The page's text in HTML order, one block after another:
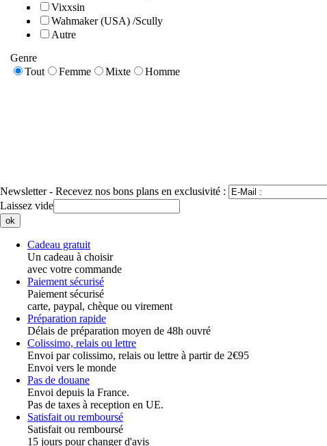
Vixxsin
Wahmaker (USA) /Scully
Autre
Genre
Tout
Femme Mixte Homme
Newsletter- Recevez nos bons plans en exclusivité :
Laissez vide
Cadeau gratuit
Un cadeau à choisir
avec votre commande
Paiement sécurisé
Paiement sécurisé
carte, paypal, chèque ou virement
Préparation rapide
Délais de préparation moyen de 48h ouvré
Colissimo, relais ou lettre
Envoi par colissimo, relais ou lettre à partir de 2€95
Envoi vers le monde
Pas de douane
Envoi depuis la France.
Pas de taxes à reception en UE.
Satisfait ou remboursé
Satisfait ou remboursé
15 jours pour changer d'avis